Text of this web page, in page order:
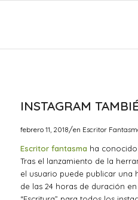
INSTAGRAM
febrero 11, 2018/en Escritor
Escritor fantasma ha conocido
Tras el lanzamiento de la
el usuario puede publicar una
de las 24 horas de duración